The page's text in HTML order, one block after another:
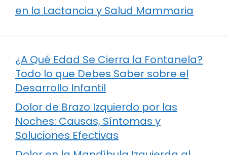
en la Lactancia y Salud Mammaria
¿A Qué Edad Se Cierra la Fontanela?
Todo lo que Debes Saber sobre el
Desarrollo Infantil
Dolor de Brazo Izquierdo por las
Noches: Causas, Síntomas y
Soluciones Efectivas